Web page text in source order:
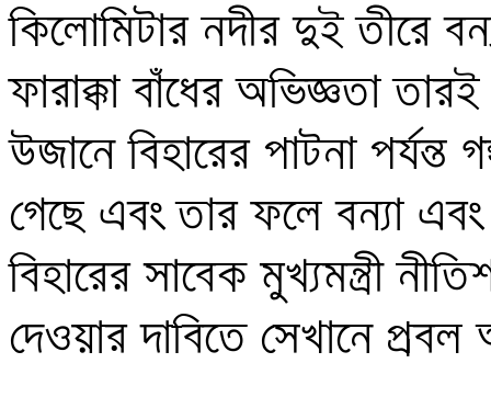
কিলোমিটার নদীর দুই তীরে
ফারাক্কা বাঁধের অভিজ্ঞতা
উজানে বিহারের পাটনা
গেছে এবং তার ফলে বন্যা
বিহারের সাবেক মুখ্যমন্ত্রী
দেওয়ার দাবিতে সেখানে